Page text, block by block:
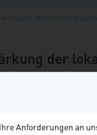
Anforderungen an
Aktuelle
der
erschienene vhw
heute verstehen